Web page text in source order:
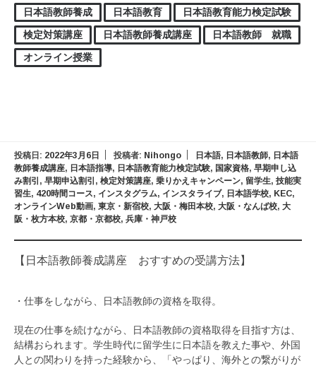
日本語教師養成
日本語教育
日本語教育能力検定試験
検定対策講座
日本語教師養成講座
日本語教師 就職
オンライン授業
投稿日: 2022年3月6日 投稿者: Nihongo 日本語, 日本語教師, 日本語
教師養成講座, 日本語指導, 日本語教育能力検定試験, 国家資格, 早期申し込
み割引 , 早期申込割引 , 検定対策講座, 乗りかえキャンペーン, 留学生, 技能実
習生, 420時間コース, インスタグラム, インスタライブ, 日本語学校, KEC,
オンラインWeb動画, 東京・新宿校, 大阪・梅田本校, 大阪・なんば校, 大
阪・枚方本校, 京都・京都校, 兵庫・神戸校
【日本語教師養成講座 おすすめの受講方法】
・仕事をしながら、日本語教師の資格を取得。
現在の仕事を続けながら、日本語教師の資格取得を目指す方は、
結構おられます。学生時代に留学生に日本語を教えた事や、外国
人との関わりを持った経験から、「やっぱり、海外との繋がりが